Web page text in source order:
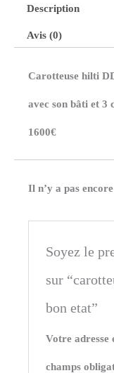
DD150
Description
Avis (0)
Carotteuse hilti
avec son bâti et 3
1600€
Il n’y a pas
Soyez le
sur
bon etat”
Votre adresse
champs